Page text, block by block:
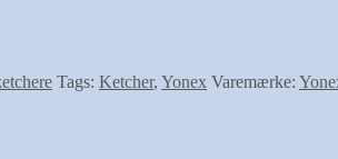
Tags: Ketcher, Yonex Varemærke: